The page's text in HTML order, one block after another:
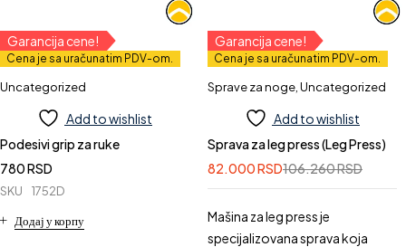
Garancija cene!
Cena je sa uračunatim PDV-om.
Uncategorized
Add to wishlist
Podesivi grip za ruke
780RSD
SKU 1752D
Додај у корпу
Garancija cene!
Cena je sa uračunatim PDV-om.
Sprave za noge Uncategorized
Add to wishlist
Sprava za leg press (Leg Press)
106.260RSD
82.000RSD
Mašina za leg press je
specijalizovana sprava koja